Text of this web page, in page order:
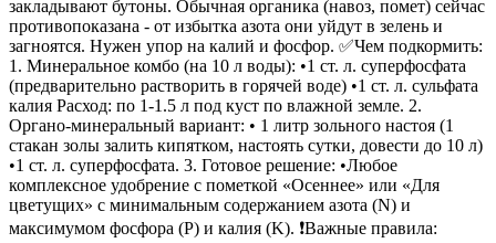
закладывают бутоны. Обычная органика (навоз, помет) сейчас
противопоказана - от избытка азота они уйдут в зелень и
загноятся. Нужен упор на калий и фосфор. ✅Чем подкормить:
1. Минеральное комбо (на 10 л воды): •1 ст. л. суперфосфата
(предварительно растворить в горячей воде) •1 ст. л. сульфата
калия Расход: по 1-1.5 л под куст по влажной земле. 2.
Органо-минеральный вариант: • 1 литр зольного настоя (1
стакан золы залить кипятком, настоять сутки, довести до 10 л)
•1 ст. л. суперфосфата. 3. Готовое решение: •Любое
комплексное удобрение с пометкой «Осеннее» или «Для
цветущих» с минимальным содержанием азота (N) и
максимумом фосфора (P) и калия (K). ❗️Важные правила: